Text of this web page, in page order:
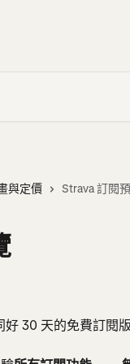
與定價 Strava 訂閱
30 天的免費訂閱